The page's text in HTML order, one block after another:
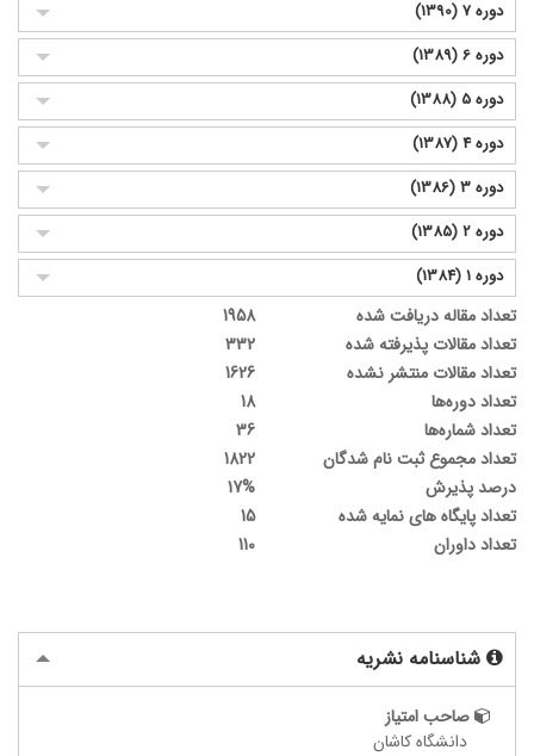
دوره 7 (1390)
دوره 6 (1389)
دوره 5 (1388)
دوره 4 (1387)
دوره 3 (1386)
دوره 2 (1385)
دوره 1 (1384)
تعداد مقاله دریافت شده
1958
تعداد مقالات پذیرفته شده
332
تعداد مقالات منتشر نشده
1626
تعداد دوره‌ها
18
تعداد شماره‌ها
36
تعداد مجموع ثبت نام شدگان
1822
درصد پذیرش
17%
تعداد پایگاه های نمایه شده
15
تعداد داوران
110
شناسنامه نشریه
صاحب امتیاز
دانشگاه کاشان